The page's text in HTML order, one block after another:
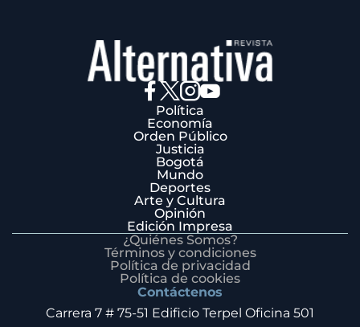
Política
Economía
Orden Público
Justicia
Bogotá
Mundo
Deportes
Arte y Cultura
Opinión
Edición Impresa
¿Quiénes Somos?
Términos y condiciones
Política de privacidad
Política de cookies
Contáctenos
Carrera 7 # 75-51 Edificio Terpel Oficina 501